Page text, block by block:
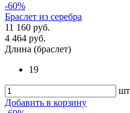
-60%
Браслет из серебра
11 160 руб.
4 464 руб.
Длина (браслет)
19
шт
Добавить в корзину